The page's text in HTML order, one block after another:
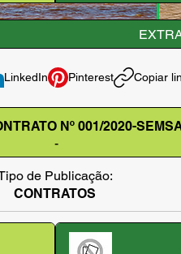
LinkedIn Pinterest Copiar
Nº 001/2020-
-
de Publicação:
CONTRATOS